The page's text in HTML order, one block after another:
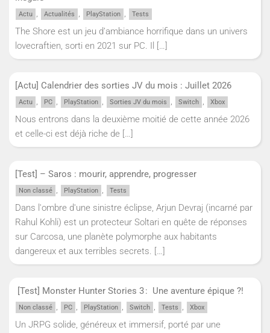
Actu , Actualités , PlayStation , Tests
The Shore est un jeu d’ambiance horrifique dans un univers
lovecraftien, sorti en 2021 sur PC. Il […]
[Actu] Calendrier des sorties JV du mois : Juillet 2026
Actu , PC , PlayStation , Sorties JV du mois , Switch , Xbox
Nous entrons dans la deuxième moitié de cette année 2026
et celle-ci est déjà riche de […]
[Test] – Saros : mourir, apprendre, progresser
Non classé , PlayStation , Tests
Dans l'ombre d'une sinistre éclipse, Arjun Devraj (incarné par
Rahul Kohli) est un protecteur Soltari en quête de réponses
sur Carcosa, une planète polymorphe aux habitants
dangereux et aux terribles secrets. […]
[Test] Monster Hunter Stories 3 : Une aventure épique ?!
Non classé , PC , PlayStation , Switch , Tests , Xbox
Un JRPG solide, généreux et immersif, porté par une